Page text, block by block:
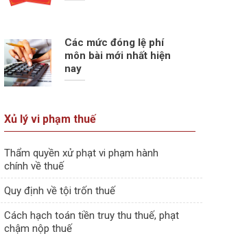
Các mức đóng lệ phí
môn bài mới nhất hiện
nay
Xủ lý vi phạm thuế
Thẩm quyền xử phạt vi phạm hành
chính về thuế
Quy định về tội trốn thuế
Cách hạch toán tiền truy thu thuế, phạt
chậm nộp thuế